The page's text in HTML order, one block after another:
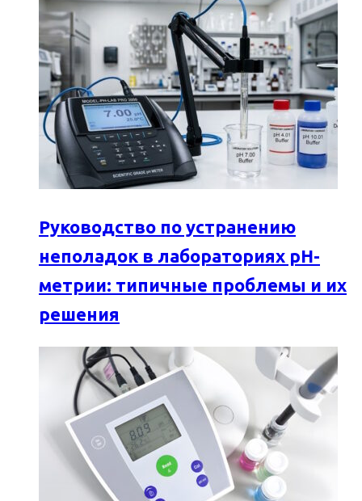
Руководство по устранению
неполадок в лабораториях pH-
метрии: типичные проблемы и их
решения